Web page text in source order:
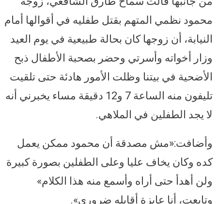
محمود نظمي المتهم بقتل طفليه في أقوالها أمام
النيابة، أن زوجها كان بحالة طبيعية في يوم العيد
وزار أخواته وأسرتي وحضر بصحبة الأطفال ذبح
الأضحية في بيتنا وظلت الأمور هادئة حتى تلقيت
تليفون منه الساعة 7 و12 دقيقة مساء يخبرني أنه
لا يجد الطفلين في الملاهي.
وأضافت:«مش مصدقة أن محمود ممكن يعمل
كده وكان يخاف عليا وعلى الطفلين بصورة كبيرة
ولن أهدأ حتى أراه وأسمع منه هذا الكلام»
وتابعت، أنا عايزة أقابله ضروري».